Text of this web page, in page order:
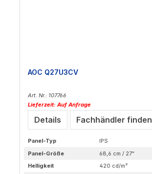
AOC Q27U3CV
Art. Nr.: 107766
Lieferzeit: Auf Anfrage
Details Fachhändler finden
Panel-Typ
IPS
Panel-Größe
68,6 cm / 27"
Helligkeit
420 cd/m²